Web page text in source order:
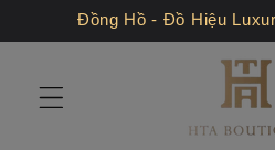
Đồng Hồ - Đồ Hiệu
đến nội